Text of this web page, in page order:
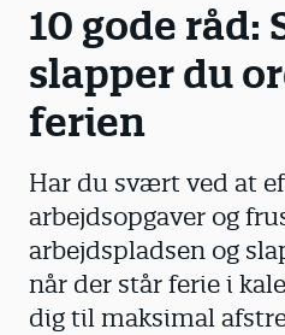
10 gode råd:
slapper du
ferien
Har du svært ved at
arbejdsopgaver og
arbejdspladsen og
når der står ferie i
dig til maksimal